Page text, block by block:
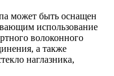
может быть оснащен
использование
волоконного
а также
наглазника,